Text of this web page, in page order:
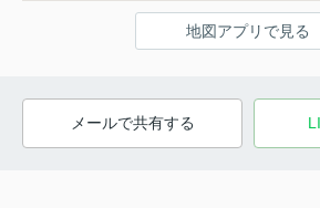
地図アプリで見る
メールで共有する